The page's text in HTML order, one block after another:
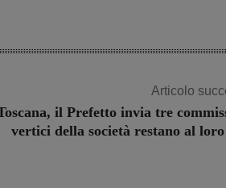
Articolo
il Prefetto invia tre
vertici della società restano al